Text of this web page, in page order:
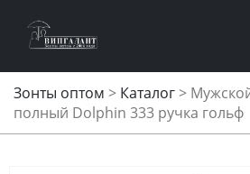
Зонты оптом > Каталог>
полный Dolphin 333 ручка гольф